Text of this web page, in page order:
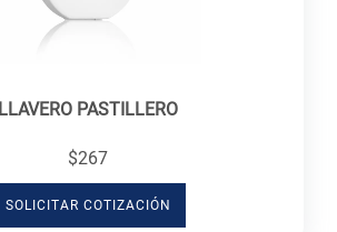
LLAVERO PASTILLERO
$267
SOLICITAR COTIZACIÓN